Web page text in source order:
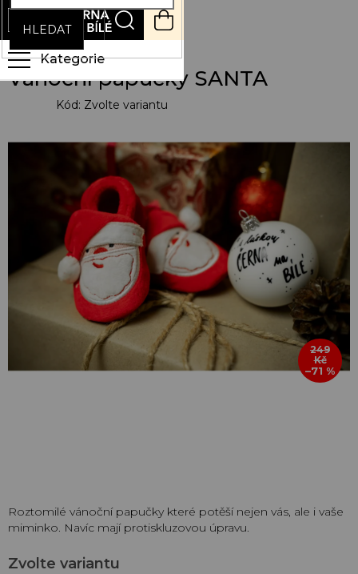
Přejít
obsah
HLEDAT
NÁKUPNÍ
KOŠÍK
Vánoční papučky SANTA
Kód: Zvolte variantu
249
Kč
–71 %
Zvolte variantu
Roztomilé vánoční papučky které potěší nejen vás, ale i vaše
miminko. Navíc mají protiskluzovou úpravu.